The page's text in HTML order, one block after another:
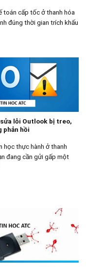
toán cấp tốc ở thanh hóa
đúng thời gian trích khấu
lỗi Outlook bị treo,
phản hồi
học thực hành ở thanh
đang cần gửi gấp một